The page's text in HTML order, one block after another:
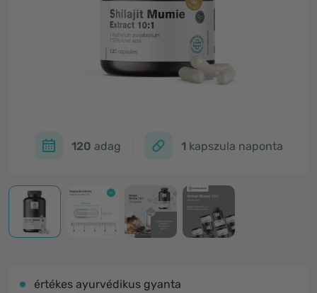
120 adag 1 kapszula naponta
értékes ayurvédikus gyanta